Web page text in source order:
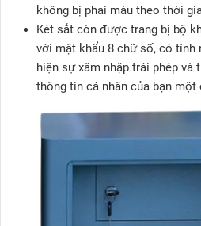
không bị phai màu theo thời
Két sắt còn được trang bị bộ
với mật khẩu 8 chữ số, có tính
hiện sự xâm nhập trái phép và
thông tin cá nhân của bạn một